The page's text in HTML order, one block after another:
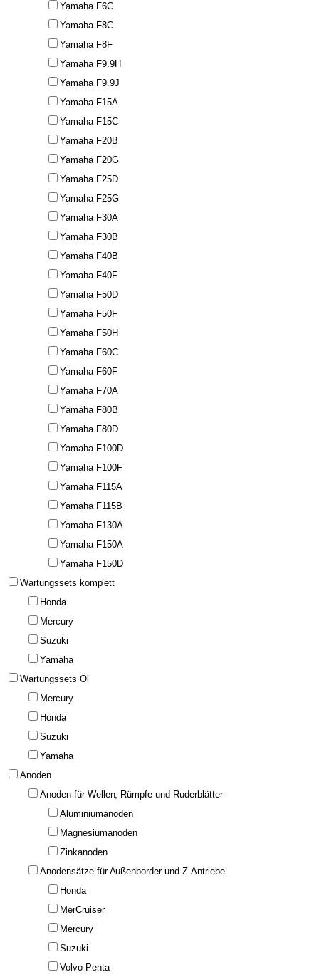
Yamaha F6C
Yamaha F8C
Yamaha F8F
Yamaha F9.9H
Yamaha F9.9J
Yamaha F15A
Yamaha F15C
Yamaha F20B
Yamaha F20G
Yamaha F25D
Yamaha F25G
Yamaha F30A
Yamaha F30B
Yamaha F40B
Yamaha F40F
Yamaha F50D
Yamaha F50F
Yamaha F50H
Yamaha F60C
Yamaha F60F
Yamaha F70A
Yamaha F80B
Yamaha F80D
Yamaha F100D
Yamaha F100F
Yamaha F115A
Yamaha F115B
Yamaha F130A
Yamaha F150A
Yamaha F150D
Wartungssets komplett
Honda
Mercury
Suzuki
Yamaha
Wartungssets Öl
Mercury
Honda
Suzuki
Yamaha
Anoden
Anoden für Wellen, Rümpfe und Ruderblätter
Aluminiumanoden
Magnesiumanoden
Zinkanoden
Anodensätze für Außenborder und Z-Antriebe
Honda
MerCruiser
Mercury
Suzuki
Volvo Penta